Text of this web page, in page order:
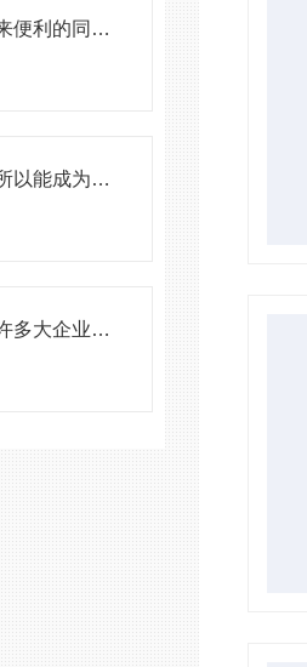
全自动真空封罐机带来便利的同时,用户对它的维护也不能疏忽了
全自动真空封罐机之所以能成为主流,这些才是关键
自动真空封罐机得到许多大企业的青睐